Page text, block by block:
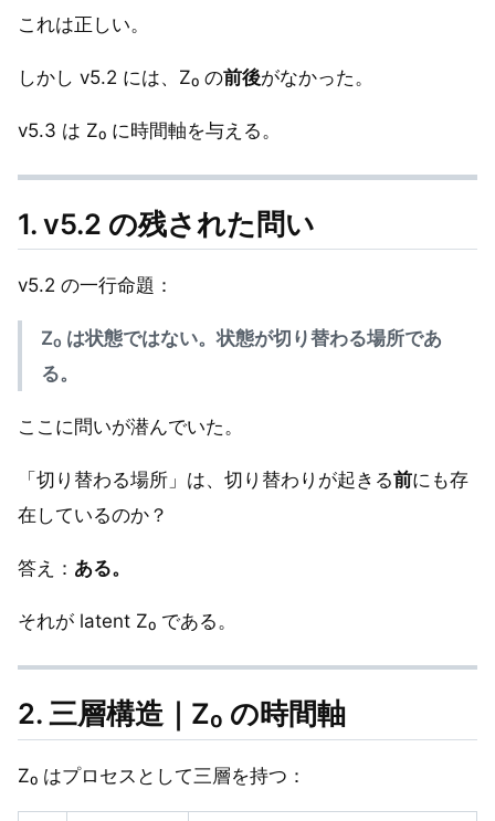
これは正しい。
しかし v5.2 には、Z₀ の前後がなかった。
v5.3 は Z₀ に時間軸を与える。
1. v5.2 の残された問い
v5.2 の一行命題：
Z₀ は状態ではない。状態が切り替わる場所であ
る。
ここに問いが潜んでいた。
「切り替わる場所」は、切り替わりが起きる前にも存
在しているのか？
答え： ある。
それが latent Z₀ である。
2. 三層構造｜Z₀ の時間軸
Z₀ はプロセスとして三層を持つ：